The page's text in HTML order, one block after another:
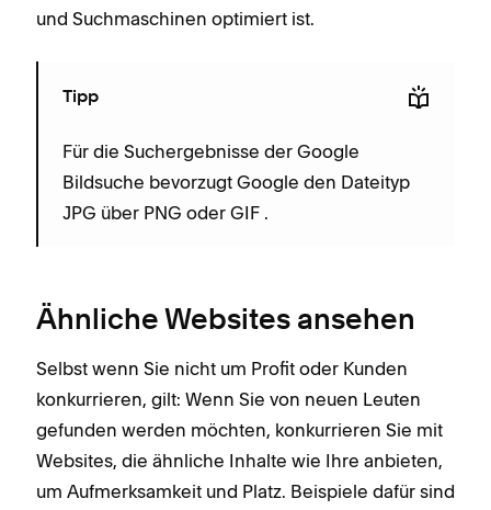
und Suchmaschinen optimiert ist.
Tipp
Für die Suchergebnisse der Google
Bildsuche bevorzugt Google den Dateityp
JPG über PNG oder GIF .
Ähnliche Websites ansehen
Selbst wenn Sie nicht um Profit oder Kunden
konkurrieren, gilt: Wenn Sie von neuen Leuten
gefunden werden möchten, konkurrieren Sie mit
Websites, die ähnliche Inhalte wie Ihre anbieten,
um Aufmerksamkeit und Platz. Beispiele dafür sind